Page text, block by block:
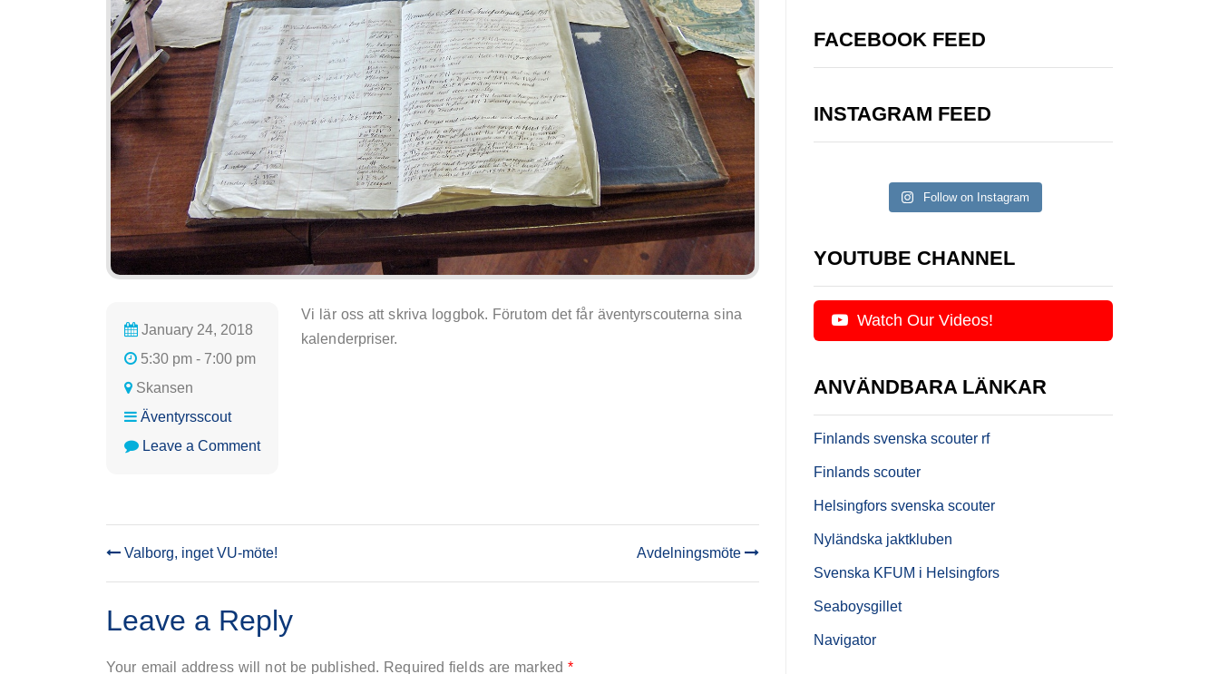
January 24, 2018
5:30 pm - 7:00 pm
Skansen
Äventyrsscout
Leave a Commenton
Vi lär oss att skriva loggbok. Förutom det får äventyrscouterna sina
kalenderpriser.
POST
NAVIGATION
Valborg, inget VU-möte! Avdelningsmöte
Leave a Reply
Your email address will not be published. Required fields are marked *
FACEBOOK FEED
INSTAGRAM FEED
Follow on Instagram
YOUTUBE CHANNEL
Watch Our Videos!
ANVÄNDBARA LÄNKAR
Finlands svenska scouter rf
Finlands scouter
Helsingfors svenska scouter
Nyländska jaktkluben
Svenska KFUM i Helsingfors
Seaboysgillet
Navigator